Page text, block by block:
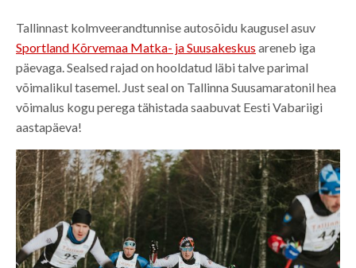
Tallinnast kolmveerandtunnise autosõidu kaugusel asuv
Sportland Kõrvemaa Matka- ja Suusakeskus areneb iga
päevaga. Sealsed rajad on hooldatud läbi talve parimal
võimalikul tasemel. Just seal on Tallinna Suusamaratonil hea
võimalus kogu perega tähistada saabuvat Eesti Vabariigi
aastapäeva!